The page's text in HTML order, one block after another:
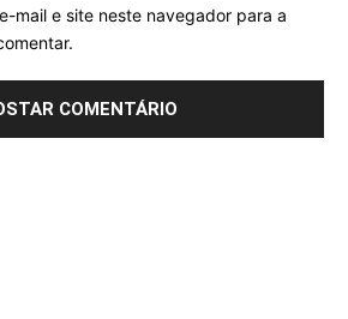
mail e site neste navegador para a